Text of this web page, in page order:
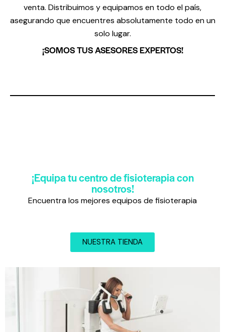
venta. Distribuimos y equipamos en todo el país,
asegurando que encuentres absolutamente todo en un
solo lugar.
¡SOMOS TUS ASESORES EXPERTOS!
¡Equipa tu centro de fisioterapia con
nosotros!
Encuentra los mejores equipos de fisioterapia
NUESTRA TIENDA